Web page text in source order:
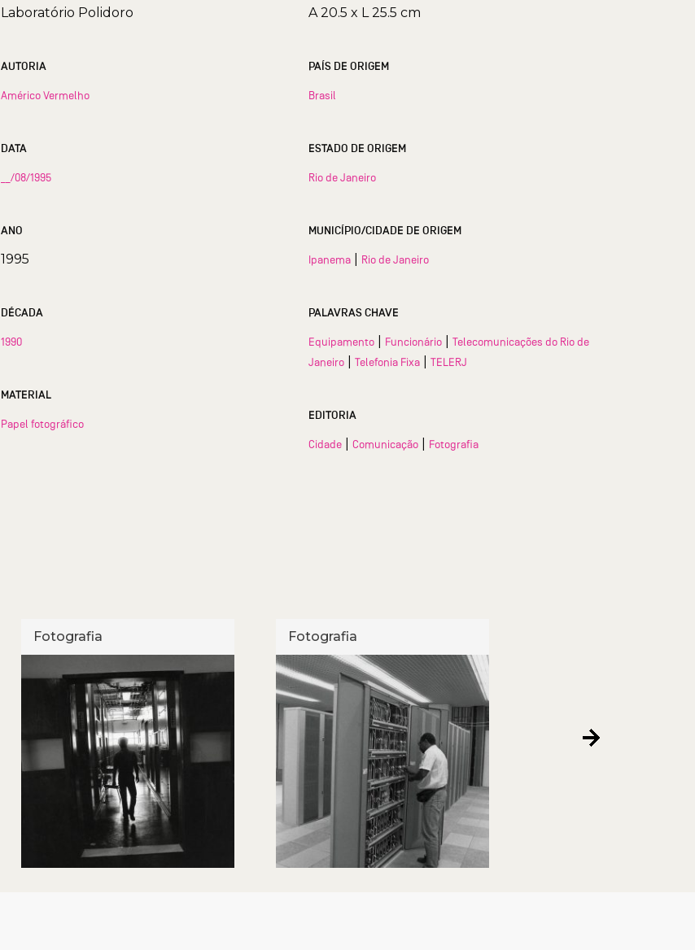
Laboratório Polidoro
AUTORIA
Américo Vermelho
DATA
__/08/1995
ANO
1995
DÉCADA
1990
MATERIAL
Papel fotográfico
A 20.5 x L 25.5 cm
PAÍS DE ORIGEM
Brasil
ESTADO DE ORIGEM
Rio de Janeiro
MUNICÍPIO/CIDADE DE ORIGEM
Ipanema Rio de Janeiro
PALAVRAS CHAVE
Equipamento Funcionário |Telecomunicações do Rio de
Janeiro
|Telefonia Fixa |TELERJ
EDITORIA
Cidade |Comunicação Fotografia
Fotografia Fotografia